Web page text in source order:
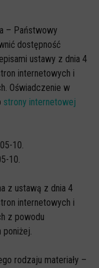
– Państwowy
dostępność
ustawy z dnia 4
internetowych i
Oświadczenie w
strony internetowej
10.
10.
z ustawą z dnia 4
internetowych i
z powodu
poniżej.
rodzaju materiały –